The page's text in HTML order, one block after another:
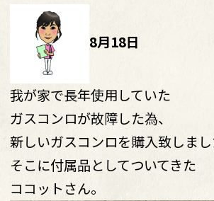
8月18日
我が家で長年使用していた
ガスコンロが故障した為、
新しいガスコンロを購入致しまし
そこに付属品としてついてきた
ココットさん。